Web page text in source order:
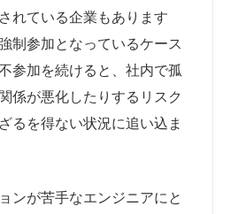
れている企業もあります
制参加となっているケース
参加を続けると、社内で孤
係が悪化したりするリスク
るを得ない状況に追い込ま
ンが苦手なエンジニアにと